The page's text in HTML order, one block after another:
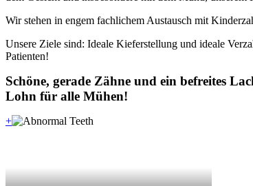
Wir stehen in engem fachlichem Austausch mit
Unsere Ziele sind: Ideale Kieferstellung und ideale
Patienten!
Schöne, gerade Zähne und ein befreites
Lohn für alle Mühen!
+